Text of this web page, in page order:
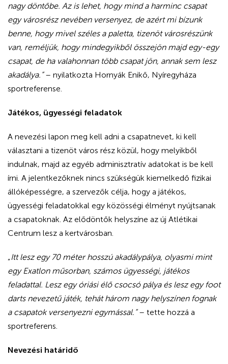
nagy döntőbe. Az is lehet, hogy mind a harminc csapat
egy városrész nevében versenyez, de azért mi bízunk
benne, hogy mivel széles a paletta, tizenöt városrészünk
van, reméljük, hogy mindegyikből összejön majd egy-egy
csapat, de ha valahonnan több csapat jön, annak sem lesz
akadálya.”– nyilatkozta Hornyák Enikő, Nyíregyháza
sportreferense.
Játékos, ügyességi feladatok
A nevezési lapon meg kell adni a csapatnevet, ki kell
választani a tizenöt város rész közül, hogy melyikből
indulnak, majd az egyéb adminisztratív adatokat is be kell
írni. A jelentkezőknek nincs szükségük kiemelkedő fizikai
állóképességre, a szervezők célja, hogy a játékos,
ügyességi feladatokkal egy közösségi élményt nyújtsanak
a csapatoknak. Az elődöntők helyszíne az új Atlétikai
Centrum lesz a kertvárosban.
„Itt lesz egy 70 méter hosszú akadálypálya, olyasmi mint
egy Exatlon műsorban, számos ügyességi, játékos
feladattal. Lesz egy óriási élő csocsó pálya és lesz egy foot
darts nevezetű játék, tehát három nagy helyszínen fognak
a csapatok versenyezni egymással.”– tette hozzá a
sportreferens.
Nevezési határidő